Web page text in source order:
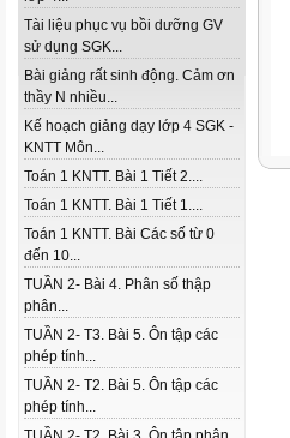
Tài liệu phục vụ bồi dưỡng GV
sử dụng SGK...
Bài giảng rất sinh động. Cảm ơn
thầy N nhiều...
Kế hoạch giảng dạy lớp 4 SGK -
KNTT Môn...
Toán 1 KNTT. Bài 1 Tiết 2....
Toán 1 KNTT. Bài 1 Tiết 1....
Toán 1 KNTT. Bài Các số từ 0
đến 10...
TUẦN 2- Bài 4. Phân số thập
phân...
TUẦN 2- T3. Bài 5. Ôn tập các
phép tính...
TUẦN 2- T2. Bài 5. Ôn tập các
phép tính...